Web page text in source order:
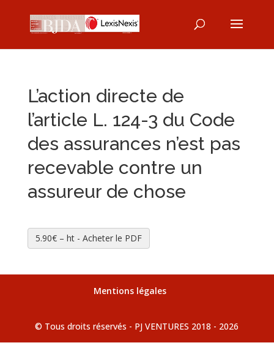
L’action directe de
l’article L. 124-3 du Code
des assurances n’est pas
recevable contre un
assureur de chose
5.90€ – ht - Acheter le PDF
Mentions légales
© Tous droits réservés - PJ VENTURES 2018 - 2026